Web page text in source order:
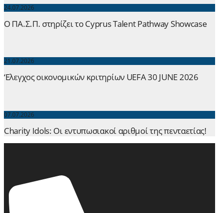
24.07.2026
Ο ΠΑ.Σ.Π. στηρίζει το Cyprus Talent Pathway Showcase
21.07.2026
‘Ελεγχος οικονομικών κριτηρίων UEFA 30 JUNE 2026
07.07.2026
Charity Idols: Οι εντυπωσιακοί αριθμοί της πενταετίας!